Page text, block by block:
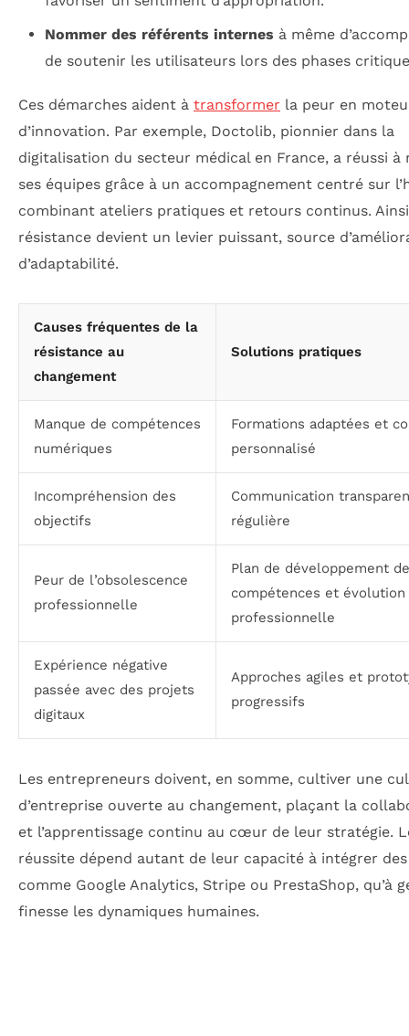
Nommer des référents internes à même
de soutenir les utilisateurs lors des phases
Ces démarches aident à transformer la peur en
d’innovation. Par exemple, Doctolib, pionnier dans la
digitalisation du secteur médical en France, a réussi à
ses équipes grâce à un accompagnement centré sur
combinant ateliers pratiques et retours continus.
résistance devient un levier puissant, source
d’adaptabilité.
Causes fréquentes de la
résistance au
changement
Solutions pratiques
Manque de compétences
numériques
Formations adaptées et
personnalisé
Incompréhension des
objectifs
Communication
régulière
Peur de l’obsolescence
professionnelle
Plan de développement
compétences et évolution
professionnelle
Expérience négative
passée avec des projets
digitaux
Approches agiles et
progressifs
Les entrepreneurs doivent, en somme, cultiver une
d’entreprise ouverte au changement, plaçant la
et l’apprentissage continu au cœur de leur stratégie.
réussite dépend autant de leur capacité à intégrer
comme Google Analytics, Stripe ou PrestaShop, qu’à
finesse les dynamiques humaines.